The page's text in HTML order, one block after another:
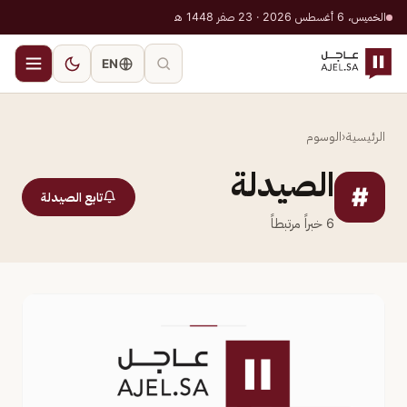
الخميس، 6 أغسطس 2026 · 23 صفر 1448 هـ
EN
الرئيسية‹الوسوم
# الصيدلة
6 خبراً مرتبطاً
تابع الصيدلة